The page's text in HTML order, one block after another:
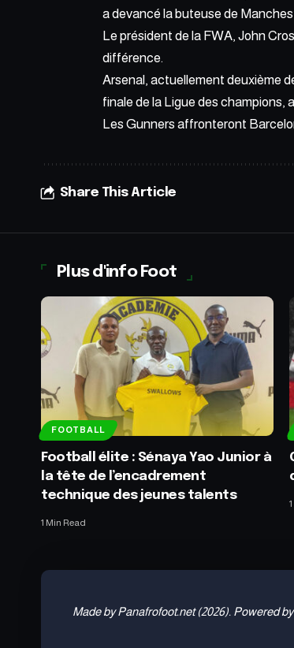
a devancé la buteuse de
Le président de la FWA, John
différence.
Arsenal, actuellement deuxième
finale de la Ligue des champions,
Les Gunners affronteront
Share This Article
Plus d'info Foot
FOOTBALL
Football élite : Sénaya Yao Junior à
la tête de l’encadrement
technique des jeunes talents
1 Min Read
Made by Panafrofoot.net (2026). Powered